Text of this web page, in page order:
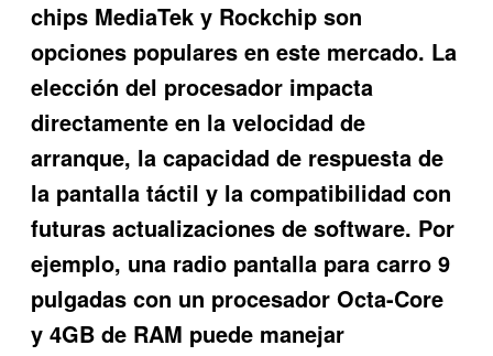
chips MediaTek y Rockchip son
opciones populares en este mercado. La
elección del procesador impacta
directamente en la velocidad de
arranque, la capacidad de respuesta de
la pantalla táctil y la compatibilidad con
futuras actualizaciones de software. Por
ejemplo, una radio pantalla para carro 9
pulgadas con un procesador Octa-Core
y 4GB de RAM puede manejar